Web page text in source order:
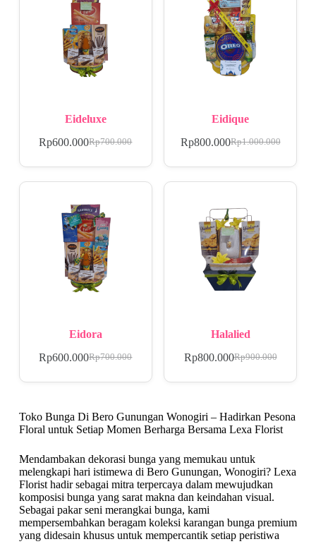
Eideluxe
Rp700.000
Rp600.000
Eidique
Rp1.000.000
Rp800.000
Eidora
Rp700.000
Rp600.000
Halalied
Rp900.000
Rp800.000
Toko Bunga Di Bero Gunungan Wonogiri – Hadirkan Pesona
Floral untuk Setiap Momen Berharga Bersama Lexa Florist
Mendambakan dekorasi bunga yang memukau untuk
melengkapi hari istimewa di Bero Gunungan, Wonogiri? Lexa
Florist hadir sebagai mitra terpercaya dalam mewujudkan
komposisi bunga yang sarat makna dan keindahan visual.
Sebagai pakar seni merangkai bunga, kami
mempersembahkan beragam koleksi karangan bunga premium
yang didesain khusus untuk mempercantik setiap peristiwa